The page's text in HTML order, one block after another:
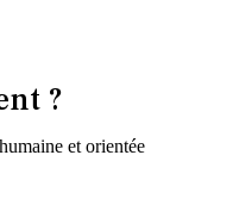
?
et orientée